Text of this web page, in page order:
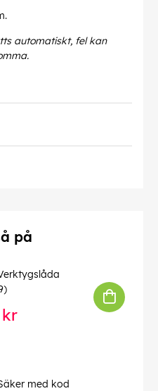
automatiskt, fel kan
på
kr
med kod